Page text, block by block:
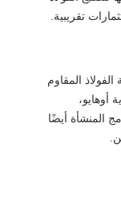
تقريبية.
المقاوم
أوهايو،
المنشأة أيضًا